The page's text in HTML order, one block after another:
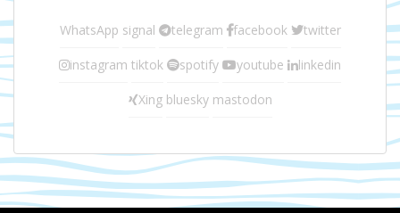
WhatsApp signal telegram facebook twitter
instagram tiktok spotify youtube linkedin
Xing bluesky mastodon